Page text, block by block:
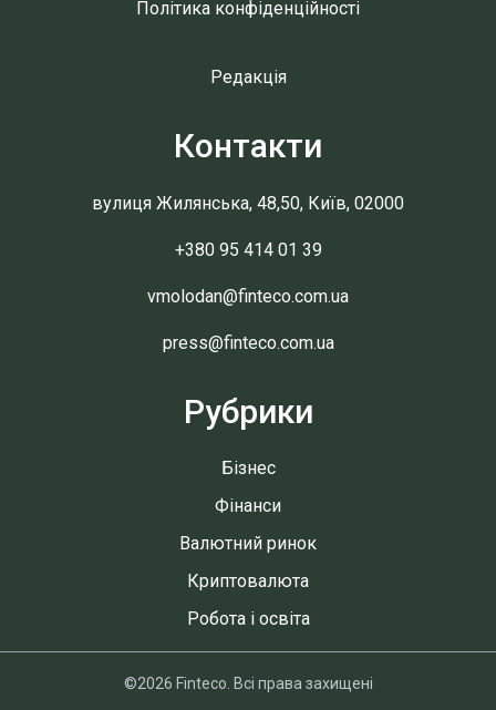
Політика конфіденційності
Редакція
Контакти
вулиця Жилянська, 48,50, Київ, 02000
+380 95 414 01 39
vmolodan@finteco.com.ua
press@finteco.com.ua
Рубрики
Бізнес
Фінанси
Валютний ринок
Криптовалюта
Робота і освіта
©2026 Finteco. Всі права захищені